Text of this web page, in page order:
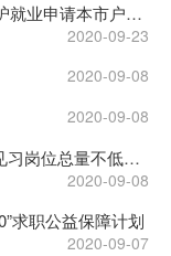
2020年非上海生源应届普通高校毕业生进沪就业申请本市户籍评分办法
2020-09-23
2020-09-08
2020-09-08
七部门：今明两年将持续扩大见习规模，见习岗位总量不低于上年
2020-09-08
求职公益保障计划
2020-09-07